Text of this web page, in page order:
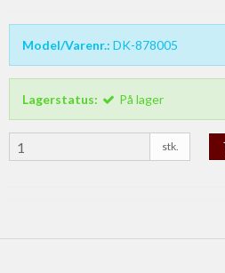
Model/Varenr.: DK-878005
Lagerstatus: På lager
stk.